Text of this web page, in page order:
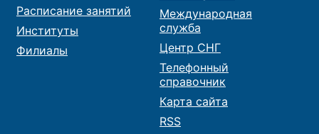
Расписание занятий
Институты
Филиалы
Международная
служба
Центр СНГ
Телефонный
справочник
Карта сайта
RSS